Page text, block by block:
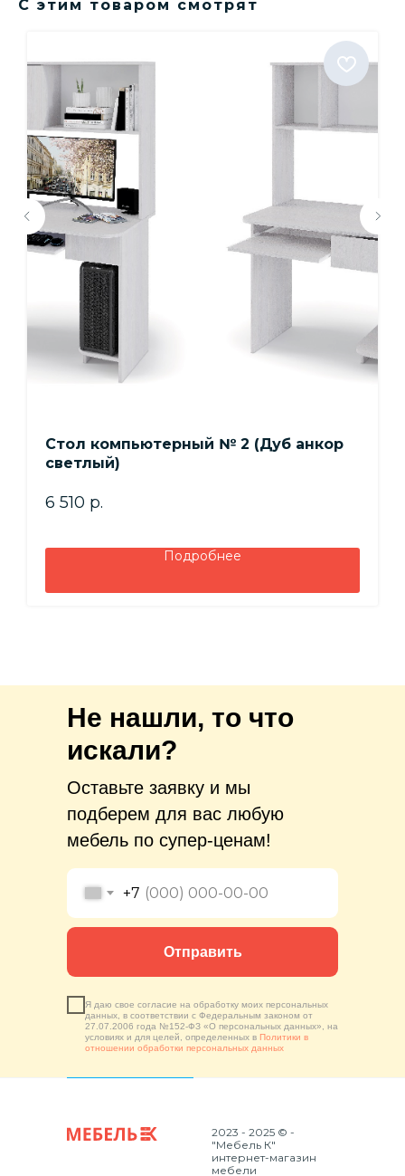
С этим товаром смотрят
Стол компьютерный № 2 (Дуб анкор
светлый)
6 510 р.
Подробнее
Не нашли, то что
искали?
Оставьте заявку и мы
подберем для вас любую
мебель по супер-ценам!
+7
Я даю свое согласие на обработку моих персональных
данных, в соответствии с Федеральным законом от
27.07.2006 года №152-ФЗ «О персональных данных», на
условиях и для целей, определенных в Политики в
отношении обработки персональных данных
Отправить
2023 - 2025 © -
"Мебель К"
интернет-магазин
мебели